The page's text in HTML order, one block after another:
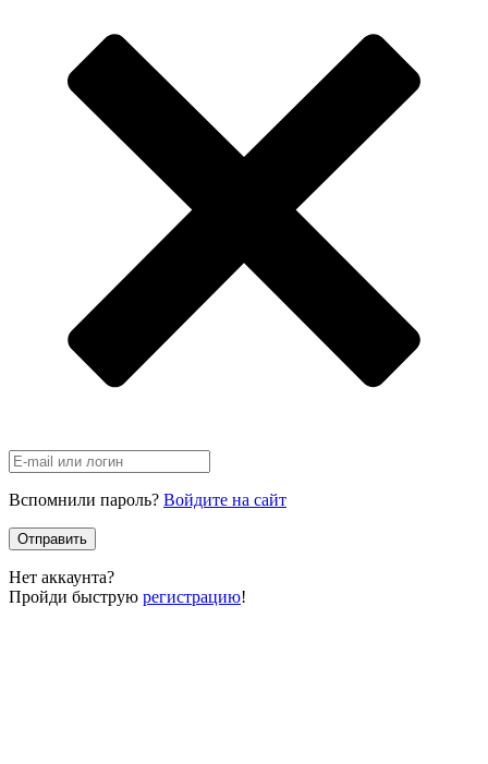
Вспомнили пароль? Войдите на сайт
Отправить
Нет аккаунта?
Пройди быструю регистрацию!